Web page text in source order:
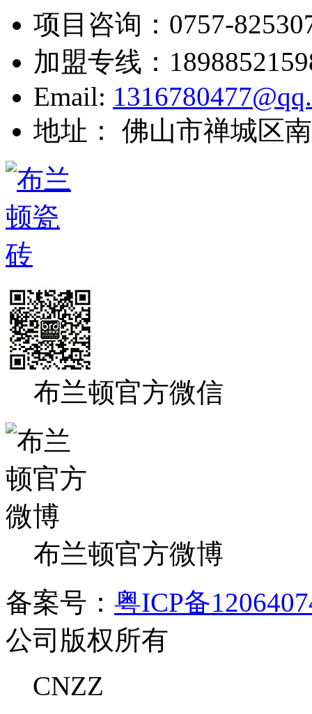
项目咨询： 0757-
加盟专线：
Email:
地址： 佛山市禅城区
布兰顿官方微信
布兰顿官方微博
备案号： 粤ICP备
公司版权所有
CNZZ